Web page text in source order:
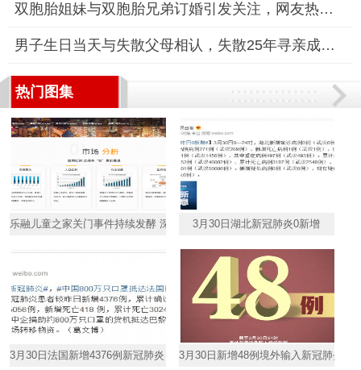
双胞胎姐妹与双胞胎兄弟订婚引发关注，网友热议“好事成双”
男子生日当天与失散父母相认，失散25年寻亲成功科技助力梦圆
热门图集
乐融儿童之家关门事件持续发酵 深陷诚信拷问3月30日湖北新冠肺炎0新增
3月30日法国新增4376例新冠肺炎 中国800万只口罩抵达法国巴黎
3月30日新增48例境外输入新冠肺炎病